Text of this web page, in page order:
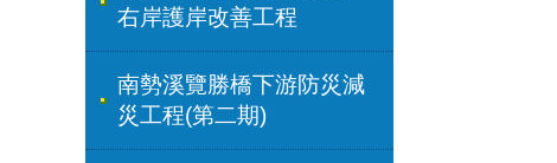
右岸護岸改善工程
南勢溪覽勝橋下游防災減
災工程(第二期)